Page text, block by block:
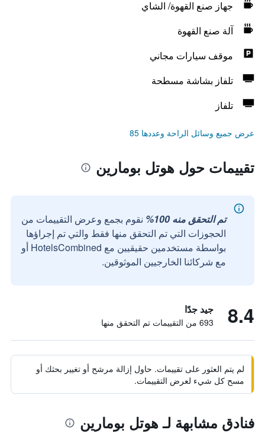
جهاز صنع القهوة/ الشاي
آلة صنع القهوة
موقف سيارات مجاني
تلفاز بشاشة مسطحة
تلفاز
عرض جميع وسائل الراحة وعددها 85
تقييمات حول هوتل بومارين
تم التحقق منه 100%
نقوم بجمع وعرض التقييمات من
الحجوزات التي تم التحقق منها فقط والتي تم إجراؤها
بواسطة مستخدمين حقيقيين مع HotelsCombined أو
مع شركائنا الخارجيين الموثوقين.
8.4 جيد جدًا
693 من التقييمات تم التحقق منها
لم يتم العثور على تقييمات. حاول إزالة مرشح أو تغيير بحثك أو
مسح كل شيء لعرض التقييمات.
فنادق مشابهة لـ هوتل بومارين